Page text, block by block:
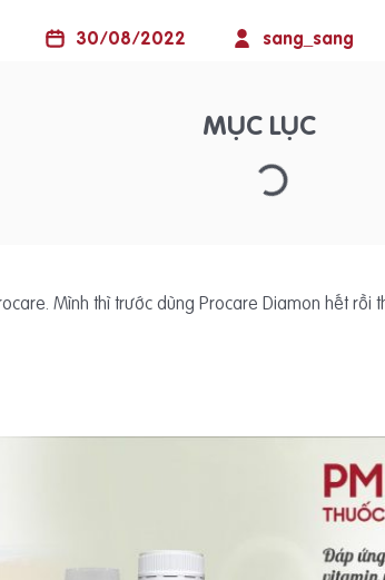
30/08/2022 sang_sang
MỤC LỤC
Mình thì trước dùng Procare Diamon hết